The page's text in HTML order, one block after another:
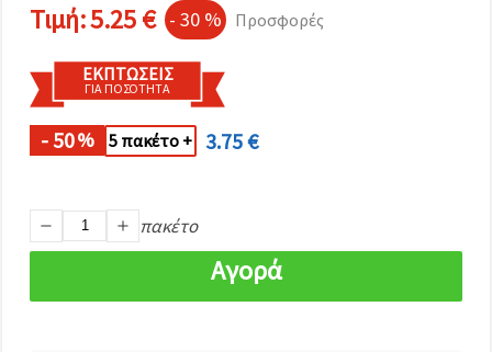
όλα τα
cookies
κλικ στον
ιστότοπο!
καθορίστε
προτιμήσεις
επιλέγοντας
δεδομένο
κάνοντας
Τιμή:5.25 € - 30 % Προσφορές
ΕΚΠΤΏΣΕΙΣ
ΓΙΑ ΠΟΣΌΤΗΤΑ
- 50% 5 πακέτο + 3.75 €
πακέτο
Αγορά